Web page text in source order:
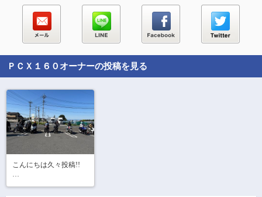
ＰＣＸ１６０ オーナーの投稿を見る
こんにちは久々投稿!!